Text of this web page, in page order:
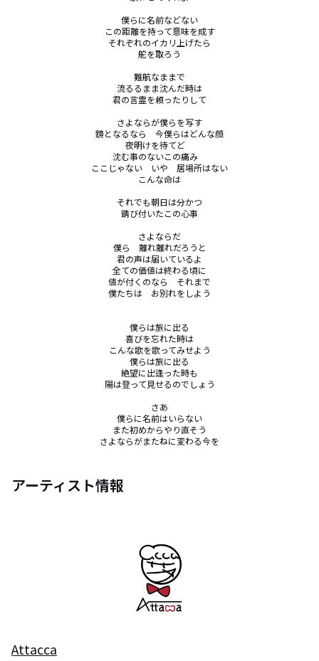
僕らに名前などない
この距離を持って意味を成す
それぞれのイカリ上げたら
舵を取ろう
難航なままで
流るるまま沈んだ時は
君の言霊を頼ったりして
さよならが僕らを写す
鏡となるなら　今僕らはどんな顔
夜明けを待てど
沈む事のないこの痛み
ここじゃない　いや　居場所はない
こんな命は
それでも朝日は分かつ
錆び付いたこの心事
さよならだ
僕ら　離れ離れだろうと
君の声は届いているよ
全ての価値は終わる頃に
値が付くのなら　それまで
僕たちは　お別れをしよう
僕らは旅に出る
喜びを忘れた時は
こんな歌を歌ってみせよう
僕らは旅に出る
絶望に出逢った時も
陽は登って見せるのでしょう
さあ
僕らに名前はいらない
また初めからやり直そう
さよならがまたねに変わる今を
アーティスト情報
Attacca